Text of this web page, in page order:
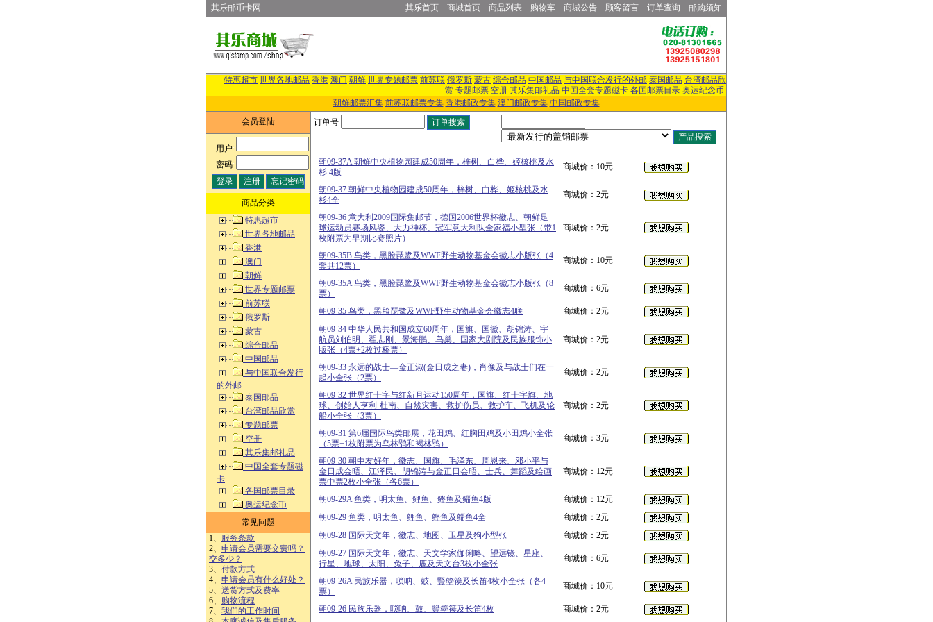
其乐邮币卡网 其乐首页 商城首页 商品列表 购物车 商城公告 顾客留言 订单查询 邮购须知
特惠超市 世界各地邮品 香港 澳门 朝鲜 世界专题邮票 前苏联 俄罗斯 蒙古 综合邮品 中国邮品 与中国联合发行的外邮 泰国邮品 台湾邮品欣
赏 专题邮票 空册 其乐集邮礼品 中国全套专题磁卡 各国邮票目录 奥运纪念币
朝鲜邮票汇集 前苏联邮票专集 香港邮政专集 澳门邮政专集 中国邮政专集
会员登陆
用户:
密码:
商品分类
特惠超市
世界各地邮品
香港
澳门
朝鲜
世界专题邮票
前苏联
俄罗斯
蒙古
综合邮品
中国邮品
与中国联合发行
的外邮
泰国邮品
台湾邮品欣赏
专题邮票
空册
其乐集邮礼品
中国全套专题磁
卡
各国邮票目录
奥运纪念币
常见问题
1、 服务条款
2、 申请会员需要交费吗？
交多少？
3、 付款方式
4、 申请会员有什么好处？
5、 送货方式及费率
6、 购物流程
7、 我们的工作时间
订单号
朝09-37A 朝鲜中央植物园建成50周年，梓树、白桦、姬核桃及水
杉 4版
商城价：10元
朝09-37 朝鲜中央植物园建成50周年，梓树、白桦、姬核桃及水
杉4全
商城价：2元
朝09-36 意大利2009国际集邮节，德国2006世界杯徽志、朝鲜足
球运动员赛场风姿、大力神杯、冠军意大利队全家福小型张（带1
枚附票为早期比赛照片）
商城价：2元
朝09-35B 鸟类，黑脸琵鹭及WWF野生动物基金会徽志小版张（4
套共12票）
商城价：10元
朝09-35A 鸟类，黑脸琵鹭及WWF野生动物基金会徽志小版张（8
票）
商城价：6元
朝09-35 鸟类，黑脸琵鹭及WWF野生动物基金会徽志4联
商城价：2元
朝09-34 中华人民共和国成立60周年，国旗、国徽、胡锦涛、宇
航员刘伯明、翟志刚、景海鹏、鸟巢、国家大剧院及民族服饰小
版张（4票+2枚过桥票）
商城价：2元
朝09-33 永远的战士—金正淑(金日成之妻)，肖像及与战士们在一
起小全张（2票）
商城价：2元
朝09-32 世界红十字与红新月运动150周年，国旗、红十字旗、地
球、创始人亨利·杜南、自然灾害、救护伤员、救护车、飞机及轮
船小全张（3票）
商城价：2元
朝09-31 第6届国际鸟类邮展，花田鸡、红胸田鸡及小田鸡小全张
（5票+1枚附票为乌林鸮和褐林鸮）
商城价：3元
朝09-30 朝中友好年，徽志、国旗、毛泽东、周恩来、邓小平与
金日成会晤、江泽民、胡锦涛与金正日会晤、士兵、舞蹈及绘画
票中票2枚小全张（各6票）
商城价：12元
朝09-29A 鱼类，明太鱼、鲤鱼、鲣鱼及鲻鱼4版
商城价：12元
朝09-29 鱼类，明太鱼、鲤鱼、鲣鱼及鲻鱼4全
商城价：2元
朝09-28 国际天文年，徽志、地图、卫星及狗小型张
商城价：2元
朝09-27 国际天文年，徽志、天文学家伽俐略、望远镜、星座、
行星、地球、太阳、兔子、鹿及天文台3枚小全张
商城价：6元
朝09-26A 民族乐器，唢呐、鼓、豎箜篌及长笛4枚小全张（各4
票）
商城价：10元
朝09-26 民族乐器，唢呐、鼓、豎箜篌及长笛4枚 商城价：2元